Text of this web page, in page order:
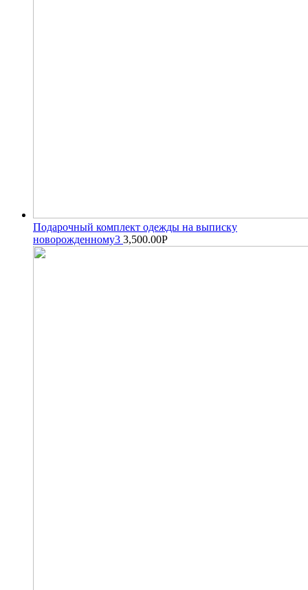
Подарочный комплект одежды на выписку
новорожденному3 3,500.00Р